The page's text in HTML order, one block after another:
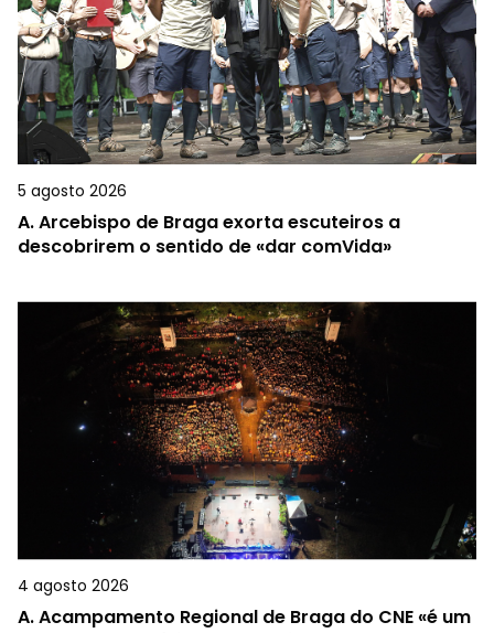
5 agosto 2026
A.Arcebispo de Braga exorta escuteiros a
descobrirem o sentido de «dar comVida»
4 agosto 2026
A.Acampamento Regional de Braga do CNE «é um